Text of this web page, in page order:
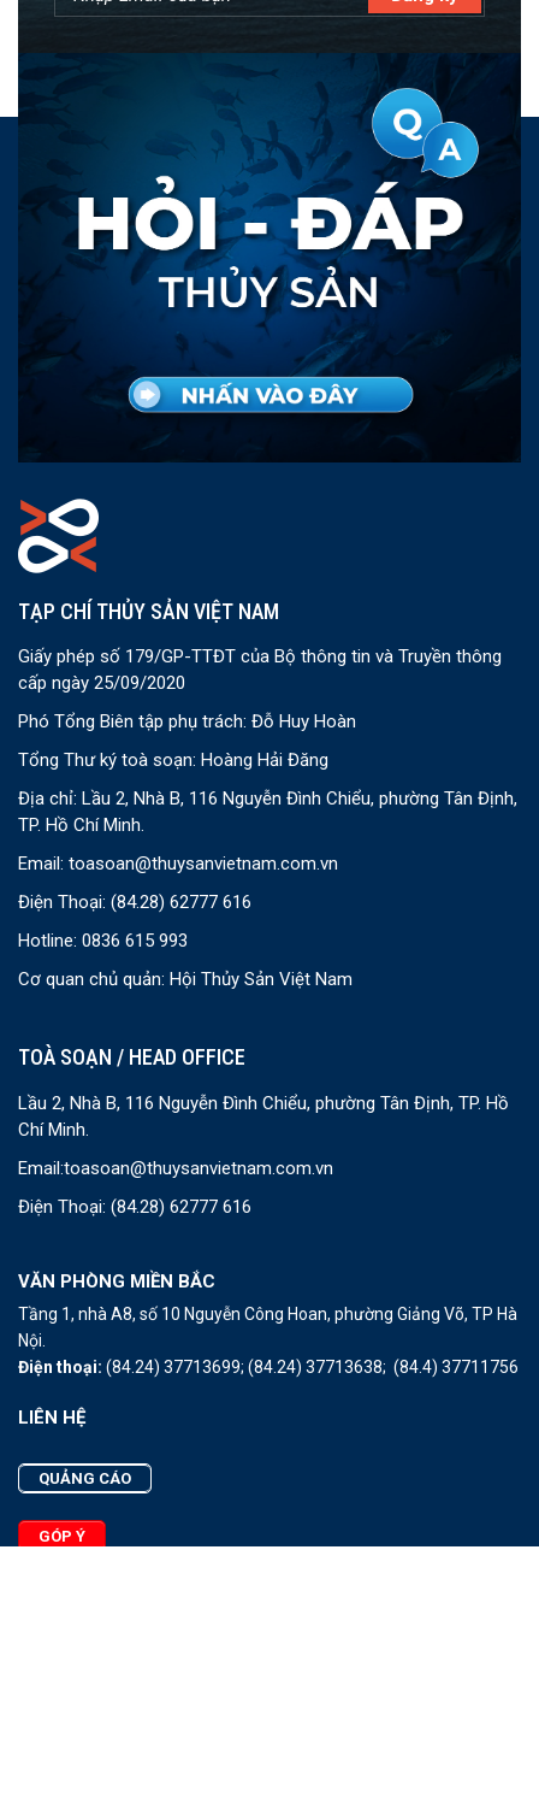
TẠP CHÍ THỦY SẢN VIỆT NAM
Giấy phép số 179/GP-TTĐT của Bộ thông tin và Truyền thông
cấp ngày 25/09/2020
Phó Tổng Biên tập phụ trách: Đỗ Huy Hoàn
Tổng Thư ký toà soạn: Hoàng Hải Đăng
Địa chỉ: Lầu 2, Nhà B, 116 Nguyễn Đình Chiểu, phường Tân Định,
TP. Hồ Chí Minh.
Email: toasoan@thuysanvietnam.com.vn
Điện Thoại: (84.28) 62777 616
Hotline: 0836 615 993
Cơ quan chủ quản: Hội Thủy Sản Việt Nam
TOÀ SOẠN / HEAD OFFICE
Lầu 2, Nhà B, 116 Nguyễn Đình Chiểu, phường Tân Định, TP. Hồ
Chí Minh.
Email:toasoan@thuysanvietnam.com.vn
Điện Thoại: (84.28) 62777 616
VĂN PHÒNG MIỀN BẮC
Tầng 1, nhà A8, số 10 Nguyễn Công Hoan, phường Giảng Võ, TP Hà
Nội.
Điện thoại: (84.24) 37713699; (84.24) 37713638; (84.4) 37711756
LIÊN HỆ
QUẢNG CÁO
GÓP Ý